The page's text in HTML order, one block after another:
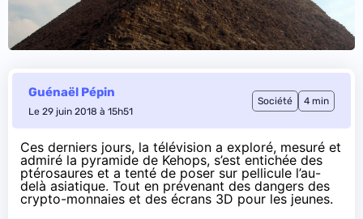
Guénaël Pépin
Le 29 juin 2018 à 15h51
Société 4 min
Ces derniers jours, la télévision a exploré, mesuré et
admiré la pyramide de Kehops, s’est entichée des
ptérosaures et a tenté de poser sur pellicule l’au-
delà asiatique. Tout en prévenant des dangers des
crypto-monnaies et des écrans 3D pour les jeunes.